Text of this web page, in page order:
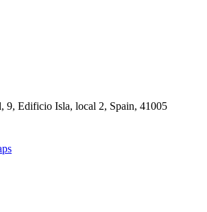
9, Edificio Isla, local 2, Spain, 41005